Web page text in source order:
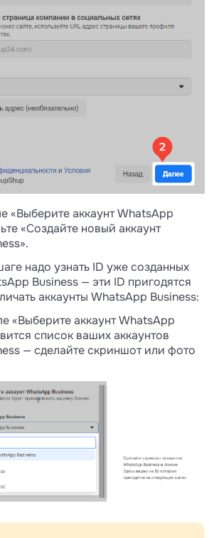
«Выберите аккаунт WhatsApp
«Создайте новый аккаунт
надо узнать ID уже созданных
Business — эти ID пригодятся
аккаунты WhatsApp Business:
«Выберите аккаунт WhatsApp
список ваших аккаунтов
— сделайте скриншот или фото